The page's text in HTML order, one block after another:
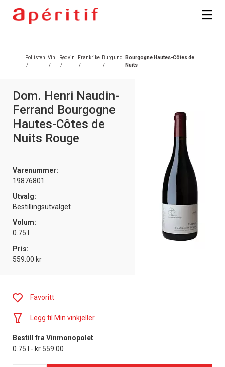
Pollisten
/
Vin
/
Rødvin
/
Frankrike
/
Burgund
/
Bourgogne Hautes-Côtes de
Nuits
Dom. Henri Naudin-
Ferrand Bourgogne
Hautes-Côtes de
Nuits Rouge
Varenummer:
19876801
Utvalg:
Bestillingsutvalget
Volum:
0.75 l
Pris:
559.00 kr
Favoritt
Legg til Min vinkjeller
Bestill fra Vinmonopolet
0.75 l - kr 559.00